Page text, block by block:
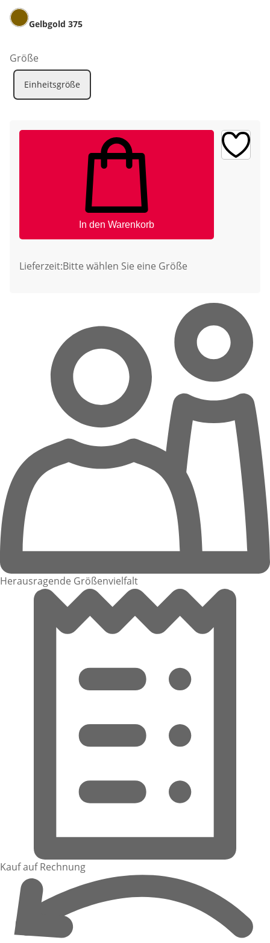
Gelbgold 375
Größe
Einheitsgröße
In den Warenkorb
Lieferzeit:Bitte wählen Sie eine Größe
Herausragende Größenvielfalt
Kauf auf Rechnung